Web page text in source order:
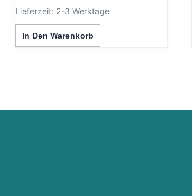
Lieferzeit: 2-3 Werktage
In Den Warenkorb